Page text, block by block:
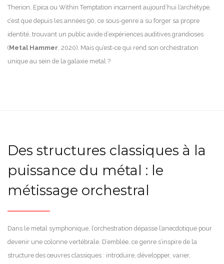
Therion, Epica ou Within Temptation incarnent aujourd’hui l’archétype,
c’est que depuis les années 90, ce sous-genre a su forger sa propre
identité, trouvant un public avide d’expériences auditives grandioses
(Metal Hammer , 2020). Mais qu’est-ce qui rend son orchestration
unique au sein de la galaxie metal ?
Des structures classiques à la
puissance du métal : le
métissage orchestral
Dans le metal symphonique, l’orchestration dépasse l’anecdotique pour
devenir une colonne vertébrale. D’emblée, ce genre s’inspire de la
structure des œuvres classiques : introduire, développer, varier,